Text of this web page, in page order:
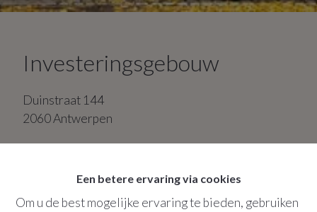
Een betere ervaring via cookies
Om u de best mogelijke ervaring te bieden, gebruiken
Investeringsgebouw
Duinstraat 144
2060Antwerpen
3slaapkamers
Bew. opp.:160 m²